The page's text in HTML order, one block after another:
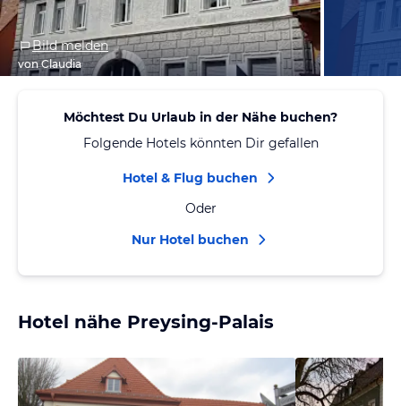
Bild melden
von Claudia
Möchtest Du Urlaub in der Nähe buchen?
Folgende Hotels könnten Dir gefallen
Hotel & Flug buchen
Oder
Nur Hotel buchen
Hotel nähe Preysing-Palais